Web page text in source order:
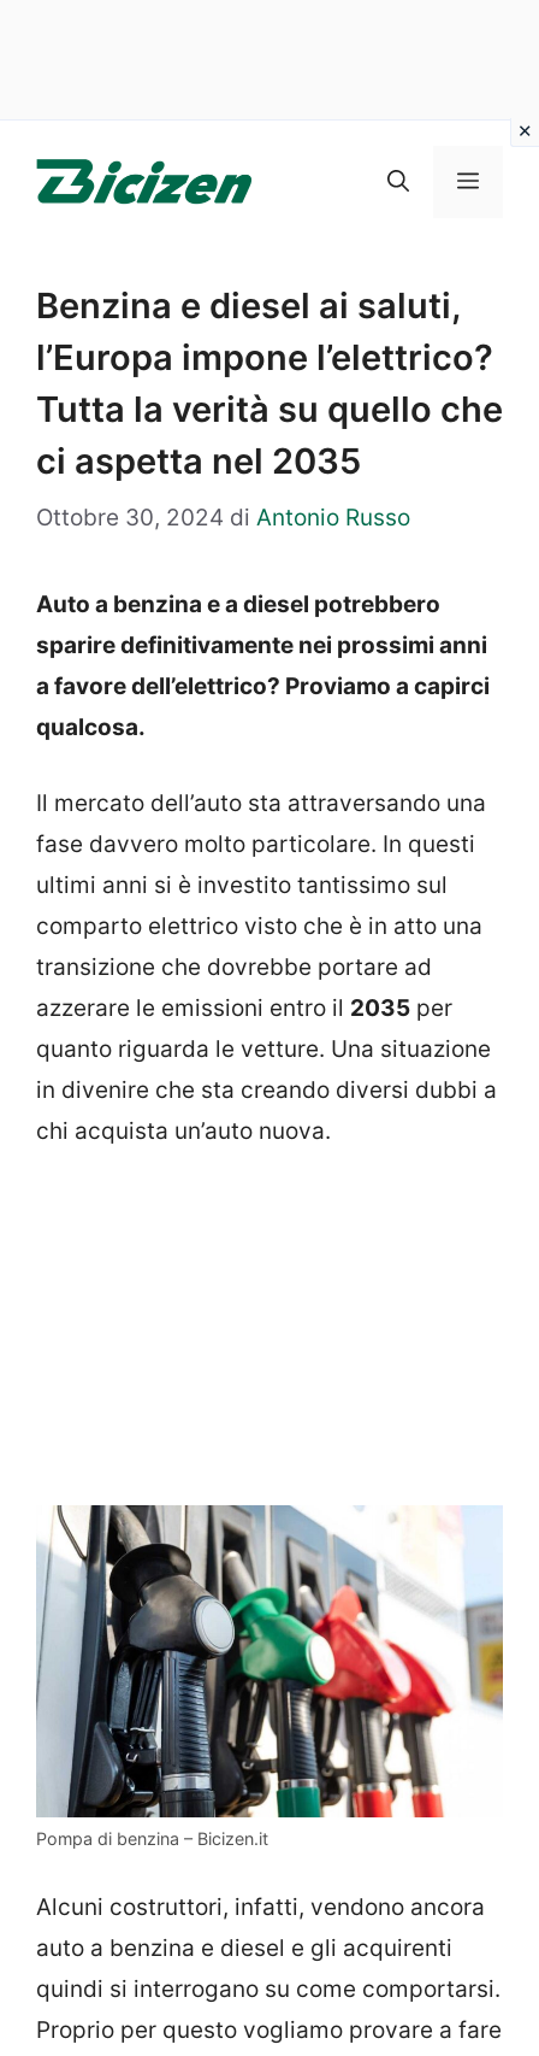
Menu
Benzina e diesel ai saluti,
l’Europa impone l’elettrico?
Tutta la verità su quello che
ci aspetta nel 2035
Ottobre 30, 2024 di Antonio Russo
Auto a benzina e a diesel potrebbero
sparire definitivamente nei prossimi anni
a favore dell’elettrico? Proviamo a capirci
qualcosa.
Il mercato dell’auto sta attraversando una
fase davvero molto particolare. In questi
ultimi anni si è investito tantissimo sul
comparto elettrico visto che è in atto una
transizione che dovrebbe portare ad
azzerare le emissioni entro il 2035 per
quanto riguarda le vetture. Una situazione
in divenire che sta creando diversi dubbi a
chi acquista un’auto nuova.
Pompa di benzina – Bicizen.it
Alcuni costruttori, infatti, vendono ancora
auto a benzina e diesel e gli acquirenti
quindi si interrogano su come comportarsi.
Proprio per questo vogliamo provare a fare